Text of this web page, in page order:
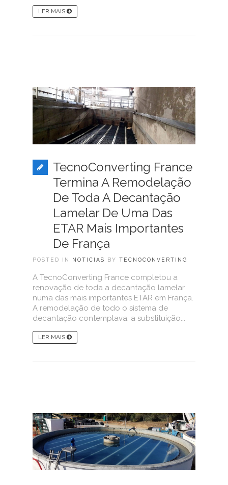
LER MAIS
TecnoConverting France
Termina A Remodelação
De Toda A Decantação
Lamelar De Uma Das
ETAR Mais Importantes
De França
POSTED IN NOTICIAS BY TECNOCONVERTING
A TecnoConverting France completou a
renovação de toda a decantação lamelar
numa das mais importantes ETAR em França.
A remodelação de todo o sistema de
decantação contemplava: a substituição...
LER MAIS